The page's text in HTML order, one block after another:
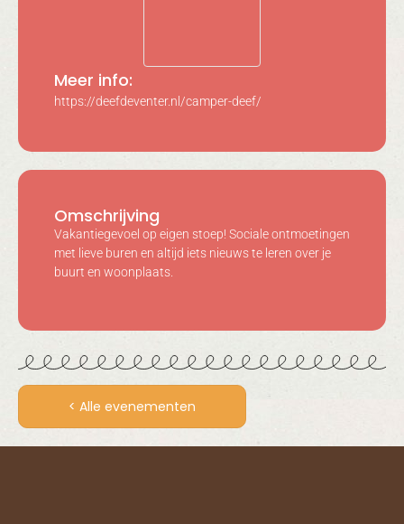
Meer info:
https://deefdeventer.nl/camper-deef/
Omschrijving
Vakantiegevoel op eigen stoep! Sociale ontmoetingen
met lieve buren en altijd iets nieuws te leren over je
buurt en woonplaats.
< Alle evenementen